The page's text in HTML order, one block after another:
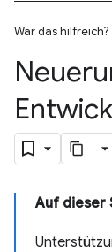
War das hilfreich?
Auf dieser